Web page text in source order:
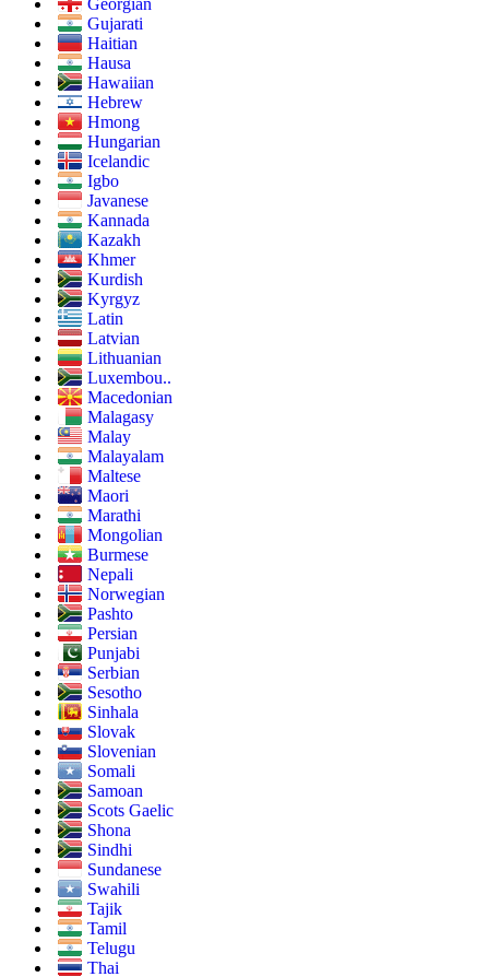
Gujarati
Haitian
Hausa
Hawaiian
Hebrew
Hmong
Hungarian
Icelandic
Igbo
Javanese
Kannada
Kazakh
Khmer
Kurdish
Kyrgyz
Latin
Latvian
Lithuanian
Luxembou..
Macedonian
Malagasy
Malay
Malayalam
Maltese
Maori
Marathi
Mongolian
Burmese
Nepali
Norwegian
Pashto
Persian
Punjabi
Serbian
Sesotho
Sinhala
Slovak
Slovenian
Somali
Samoan
Scots Gaelic
Shona
Sindhi
Sundanese
Swahili
Tajik
Tamil
Telugu
Thai